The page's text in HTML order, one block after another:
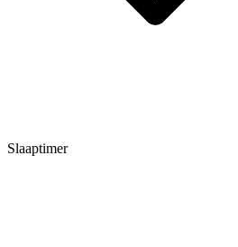
Slaaptimer